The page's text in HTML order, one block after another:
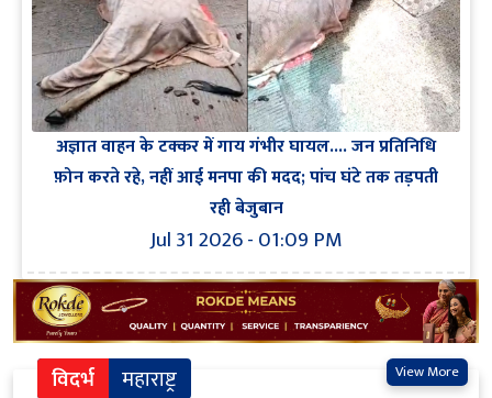
अज्ञात वाहन के टक्कर में गाय गंभीर घायल.... जन प्रतिनिधि
फ़ोन करते रहे, नहीं आई मनपा की मदद; पांच घंटे तक तड़पती
रही बेजुबान
Jul 31 2026 - 01:09 PM
विदर्भ महाराष्ट्र View More